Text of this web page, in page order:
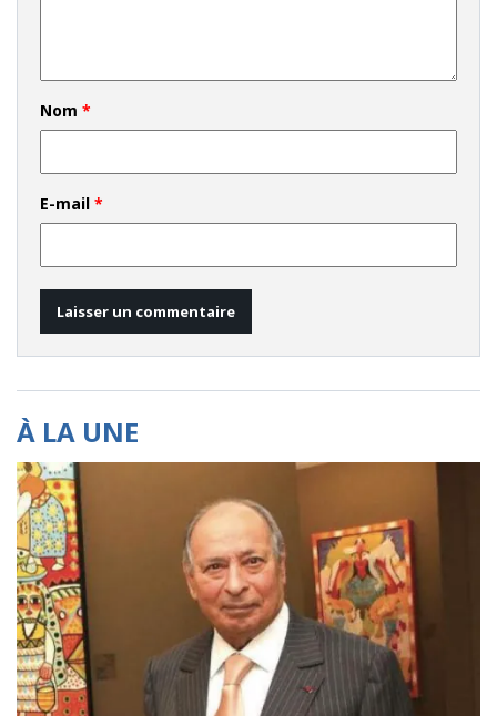
Nom *
E-mail *
À LA UNE